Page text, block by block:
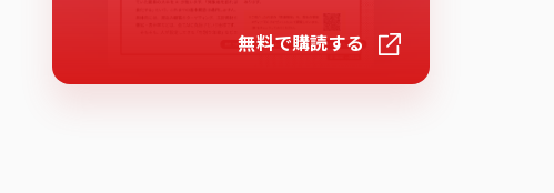
無料で購読する